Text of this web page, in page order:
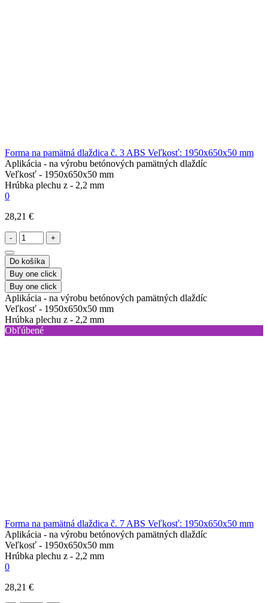
Forma na pamätná dlaždica č. 3 ABS Veľkosť: 1950x650x50 mm
Aplikácia - na výrobu betónových pamätných dlaždíc
Veľkosť - 1950x650x50 mm
Hrúbka plechu z - 2,2 mm
0
28,21 €
- +
Do košíka
Buy one click
Buy one click
Aplikácia - na výrobu betónových pamätných dlaždíc
Veľkosť - 1950x650x50 mm
Hrúbka plechu z - 2,2 mm
Obľúbené
Forma na pamätná dlaždica č. 7 ABS Veľkosť: 1950x650x50 mm
Aplikácia - na výrobu betónových pamätných dlaždíc
Veľkosť - 1950x650x50 mm
Hrúbka plechu z - 2,2 mm
0
28,21 €